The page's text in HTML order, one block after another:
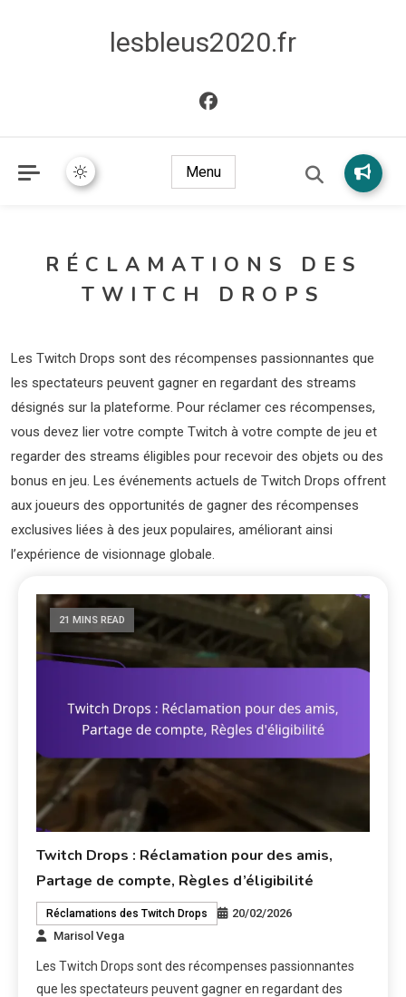
lesbleus2020.fr
Menu
RÉCLAMATIONS DES
TWITCH DROPS
Les Twitch Drops sont des récompenses passionnantes que
les spectateurs peuvent gagner en regardant des streams
désignés sur la plateforme. Pour réclamer ces récompenses,
vous devez lier votre compte Twitch à votre compte de jeu et
regarder des streams éligibles pour recevoir des objets ou des
bonus en jeu. Les événements actuels de Twitch Drops offrent
aux joueurs des opportunités de gagner des récompenses
exclusives liées à des jeux populaires, améliorant ainsi
l’expérience de visionnage globale.
21 MINS READ
Twitch Drops : Réclamation pour des amis,
Partage de compte, Règles d’éligibilité
Réclamations des Twitch Drops
20/02/2026
Marisol Vega
Les Twitch Drops sont des récompenses passionnantes
que les spectateurs peuvent gagner en regardant des